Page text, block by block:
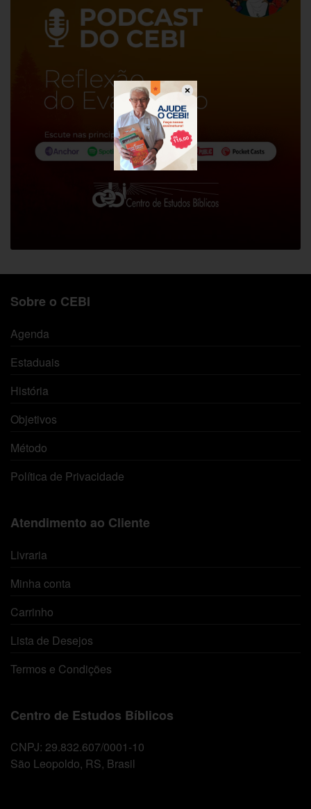
Sobre o CEBI
Agenda
Estaduais
História
Objetivos
Método
Política de Privacidade
Atendimento ao Cliente
Livraria
Minha conta
Carrinho
Lista de Desejos
Termos e Condições
Centro de Estudos Bíblicos
CNPJ: 29.832.607/0001-10
São Leopoldo, RS, Brasil